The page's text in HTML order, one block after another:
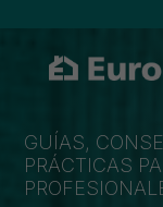
GUÍAS,
PRÁCTICAS